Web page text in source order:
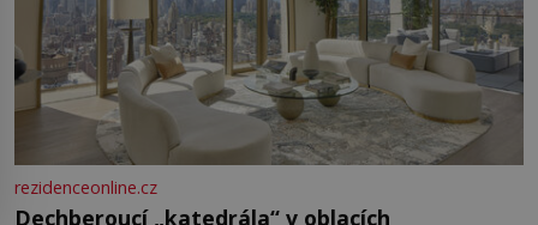
rezidenceonline.cz
Dechberoucí „katedrála“ v oblacích